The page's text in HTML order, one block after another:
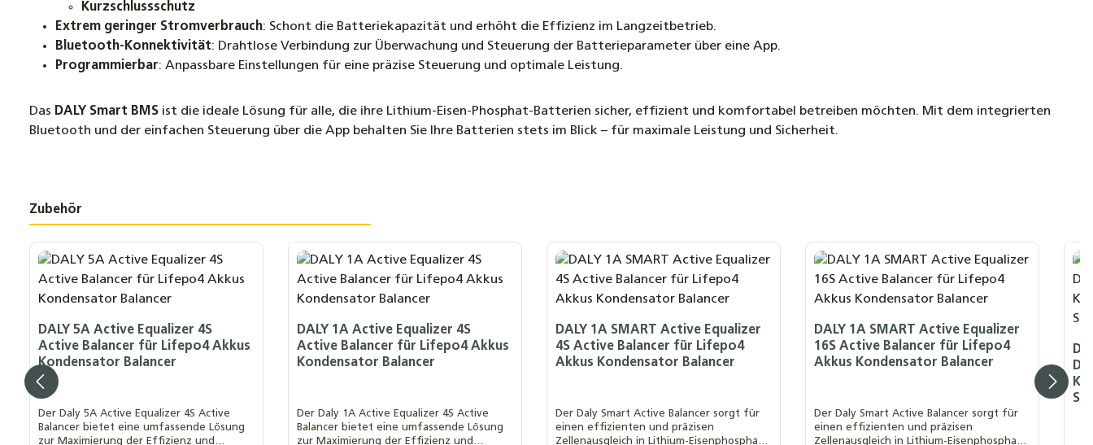
Kurzschlussschutz
Extrem geringer Stromverbrauch: Schont die Batteriekapazität und erhöht die Effizienz im Langzeitbetrieb.
Bluetooth-Konnektivität: Drahtlose Verbindung zur Überwachung und Steuerung der Batterieparameter über eine App.
Programmierbar: Anpassbare Einstellungen für eine präzise Steuerung und optimale Leistung.
Das DALY Smart BMS ist die ideale Lösung für alle, die ihre Lithium-Eisen-Phosphat-Batterien sicher, effizient und komfortabel betreiben möchten. Mit dem integrierten
Bluetooth und der einfachen Steuerung über die App behalten Sie Ihre Batterien stets im Blick – für maximale Leistung und Sicherheit.
Zubehör
Produktgalerie überspringen
DALY 5A Active Equalizer 4S
Active Balancer für Lifepo4 Akkus
Kondensator Balancer
Der Daly 5A Active Equalizer 4S Active
Balancer bietet eine umfassende Lösung
zur Maximierung der Effizienz und
DALY 1A Active Equalizer 4S
Active Balancer für Lifepo4 Akkus
Kondensator Balancer
Der Daly 1A Active Equalizer 4S Active
Balancer bietet eine umfassende Lösung
zur Maximierung der Effizienz und
DALY 1A SMART Active Equalizer
4S Active Balancer für Lifepo4
Akkus Kondensator Balancer
Der Daly Smart Active Balancer sorgt für
einen effizienten und präzisen
Zellenausgleich in Lithium-Eisenphosphat-
DALY 1A SMART Active Equalizer
16S Active Balancer für Lifepo4
Akkus Kondensator Balancer
Der Daly Smart Active Balancer sorgt für
einen effizienten und präzisen
Zellenausgleich in Lithium-Eisenphosphat-